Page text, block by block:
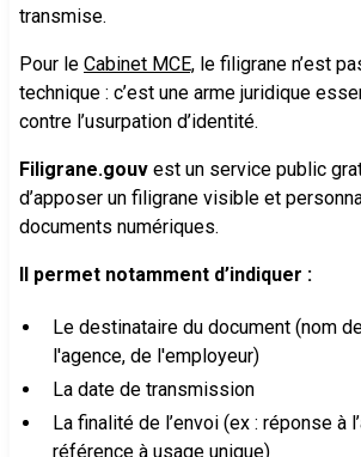
transmise.
Pour le Cabinet MCE, le filigrane n’est
technique : c’est une arme juridique
contre l’usurpation d’identité.
Filigrane.gouv est un service public
d’apposer un filigrane visible et
documents numériques.
Il permet notamment d’indiquer :
Le destinataire du document (nom
l'agence, de l'employeur)
La date de transmission
La finalité de l’envoi (ex : réponse à
référence à usage unique)